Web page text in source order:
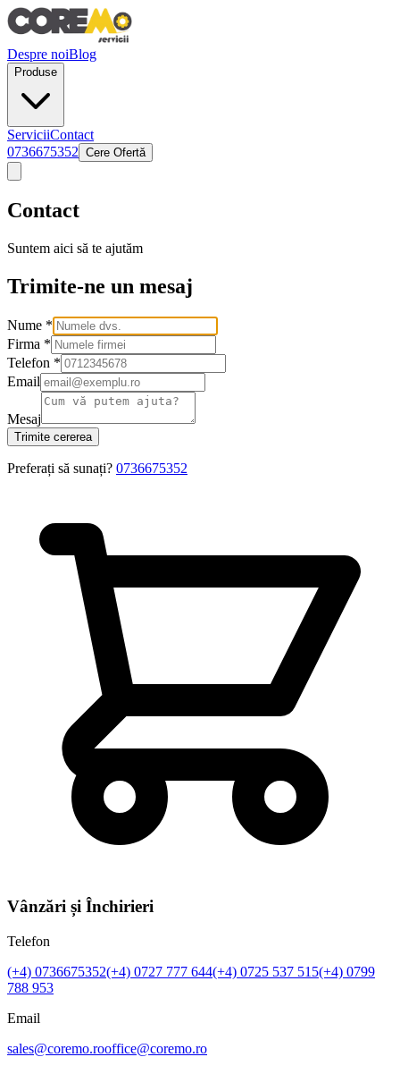
Despre noiBlog
Produse
ServiciiContact
0736675352 Cere Ofertă
Contact
Suntem aici să te ajutăm
Trimite-ne un mesaj
Nume *
Firma *
Telefon *
Email
Mesaj
Trimite cererea
Preferați să sunați? 0736675352
Vânzări și Închirieri
Telefon
(+4) 0736675352(+4) 0727 777 644(+4) 0725 537 515(+4) 0799
788 953
Email
sales@coremo.rooffice@coremo.ro